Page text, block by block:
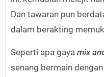
Dan tawaran pun
dalam berakting
Seperti apa gaya mix
senang bermain